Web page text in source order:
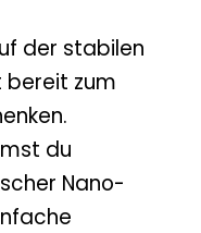
der stabilen
bereit zum
du
Nano-